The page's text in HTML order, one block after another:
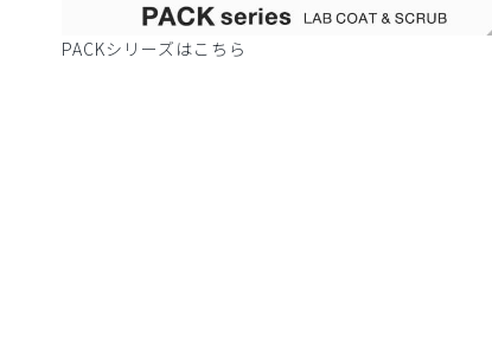
PACKシリーズはこちら